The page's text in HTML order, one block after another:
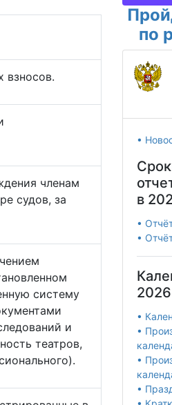
взносов.
членам
судов, за
систему
и
театров,
по
•
в
•
•
•
•
•
•